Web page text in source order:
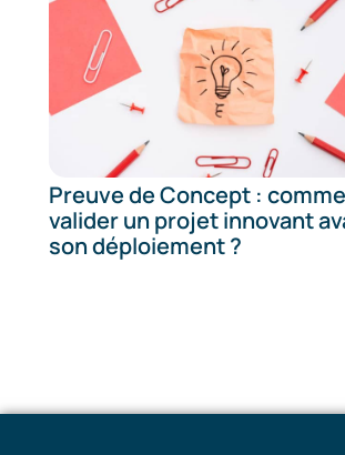
Preuve de Concept :
valider un projet innovant
son déploiement ?